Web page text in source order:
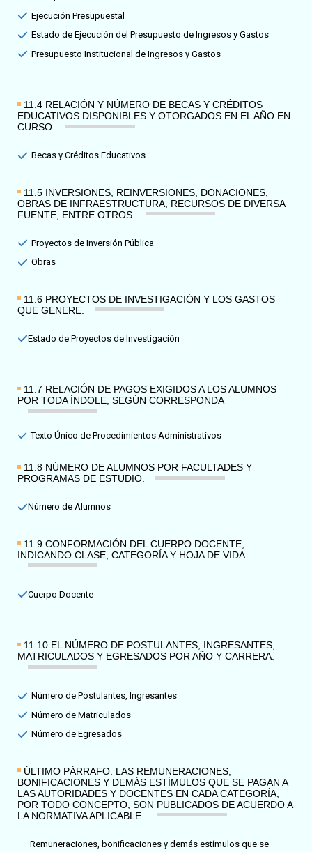
Ejecución Presupuestal
Estado de Ejecución del Presupuesto de Ingresos y Gastos
Presupuesto Institucional de Ingresos y Gastos
11.4 RELACIÓN Y NÚMERO DE BECAS Y CRÉDITOS
EDUCATIVOS DISPONIBLES Y OTORGADOS EN EL AÑO EN
CURSO.​
Becas y Créditos Educativos
11.5 INVERSIONES, REINVERSIONES, DONACIONES,
OBRAS DE INFRAESTRUCTURA, RECURSOS DE DIVERSA
FUENTE, ENTRE OTROS.​
Proyectos de Inversión Pública
Obras
11.6 PROYECTOS DE INVESTIGACIÓN Y LOS GASTOS
QUE GENERE.​
Estado de Proyectos de Investigación
11.7 RELACIÓN DE PAGOS EXIGIDOS A LOS ALUMNOS
POR TODA ÍNDOLE, SEGÚN CORRESPONDA​
Texto Único de Procedimientos Administrativos
11.8 NÚMERO DE ALUMNOS POR FACULTADES Y
PROGRAMAS DE ESTUDIO.​
Número de Alumnos
11.9 CONFORMACIÓN DEL CUERPO DOCENTE,
INDICANDO CLASE, CATEGORÍA Y HOJA DE VIDA.
Cuerpo Docente
11.10 EL NÚMERO DE POSTULANTES, INGRESANTES,
MATRICULADOS Y EGRESADOS POR AÑO Y CARRERA.​
Número de Postulantes, Ingresantes
Número de Matriculados
Número de Egresados
ÚLTIMO PÁRRAFO: LAS REMUNERACIONES,
BONIFICACIONES Y DEMÁS ESTÍMULOS QUE SE PAGAN A
LAS AUTORIDADES Y DOCENTES EN CADA CATEGORÍA,
POR TODO CONCEPTO, SON PUBLICADOS DE ACUERDO A
LA NORMATIVA APLICABLE.
Remuneraciones, bonificaciones y demás estímulos que se